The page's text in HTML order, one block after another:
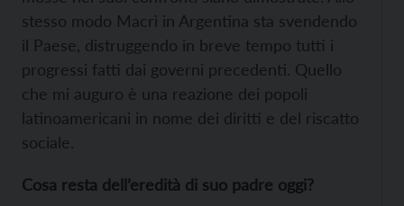
stesso modo Macrì in Argentina sta svendendo
il Paese, distruggendo in breve tempo tutti i
progressi fatti dai governi precedenti. Quello
che mi auguro è una reazione dei popoli
latinoamericani in nome dei diritti e del riscatto
sociale.
Cosa resta dell’eredità di suo padre oggi?